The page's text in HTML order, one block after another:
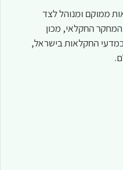
ממוקם ומנוהל לצד
החקלאי, מכון
החקלאות בישראל,